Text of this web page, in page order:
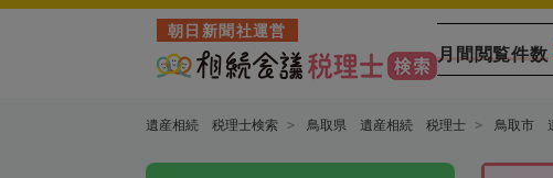
朝日新聞社運営
月間閲覧件数
遺産相続 税理士検索 鳥取県 遺産相続 税理士 鳥取市